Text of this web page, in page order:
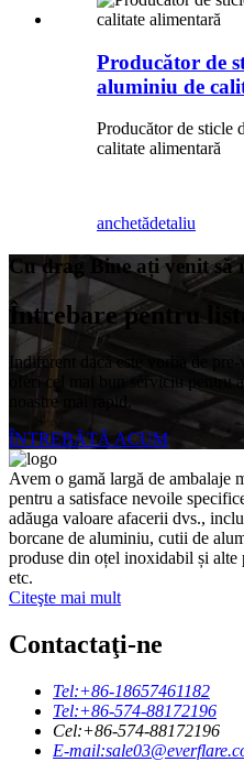
Producător de
aluminiu de
Producător de sticle
calitate alimentară
anchetădetaliu
Cu drag Bine ați venit să
Întrebare pentru
Indiferent dacă este vorba de
oferi cel mai bun serviciu pentru
noastre mai rapid.
ÎNTREBĂTĂ ACUM
Avem o gamă largă de ambalaje
pentru a satisface nevoile
adăuga valoare afacerii dvs.,
borcane de aluminiu, cutii de
produse din oțel inoxidabil și alte
etc.
Citeşte mai mult
Contactaţi-ne
Tel:+86-18657461182
Tel:+86-574-88172196
Cel:+86-574-88172196
E-mail: